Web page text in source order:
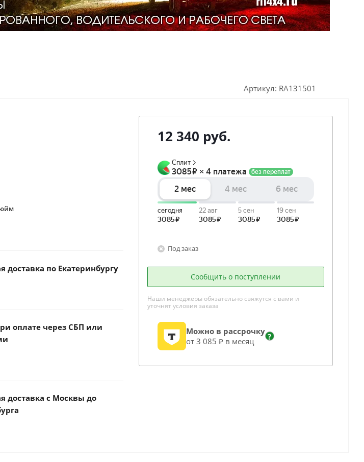
Артикул: RA131501
доставка по Екатеринбургу
оплате через СБП или
доставка c Москвы до
12 340 руб.
Под заказ
Сообщить о поступлении
Наши менеджеры обязательно свяжутся с вами и
уточнят условия заказа
Можно в рассрочку
от 3 085 ₽ в месяц
?